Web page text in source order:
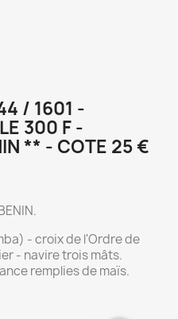
/ 1601 -
300 F -
** - COTE 25 €
- croix de l'Ordre de
- navire trois mâts.
remplies de maïs.